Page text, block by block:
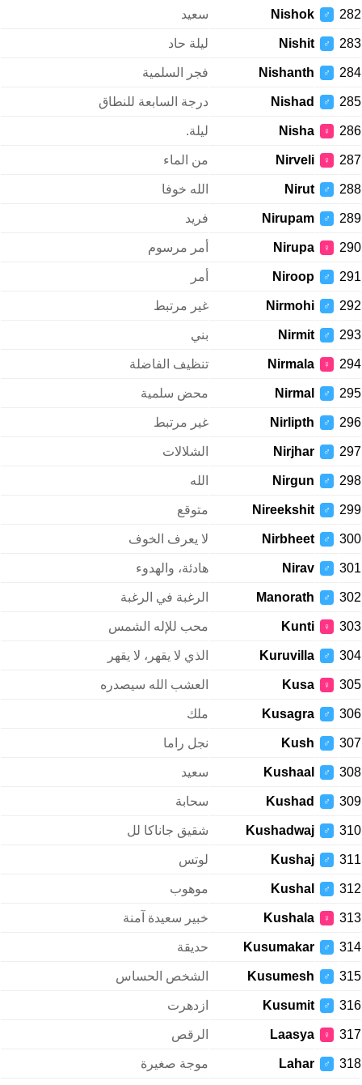
282
♂
Nishok سعيد
283
♂
Nishit ليلة حاد
284
♂
Nishanth فجر السلمية
285
♂
Nishad درجة السابعة للنطاق
286
♀
Nisha ليلة.
287
♀
Nirveli من الماء
288
♂
Nirut الله خوفا
289
♂
Nirupam فريد
290
♀
Nirupa أمر مرسوم
291
♂
Niroop أمر
292
♂
Nirmohi غير مرتبط
293
♂
Nirmit بني
294
♀
Nirmala تنظيف الفاضلة
295
♂
Nirmal محض سلمية
296
♂
Nirlipth غير مرتبط
297
♂
Nirjhar الشلالات
298
♂
Nirgun الله
299
♂
Nireekshit متوقع
300
♂
Nirbheet لا يعرف الخوف
301
♂
Nirav هادئة، والهدوء
302
♂
Manorath الرغبة في الرغبة
303
♀
Kunti محب للإله الشمس
304
♂
Kuruvilla الذي لا يقهر، لا يقهر
305
♀
Kusa العشب الله سيصدره
306
♂
Kusagra ملك
307
♂
Kush نجل راما
308
♂
Kushaal سعيد
309
♂
Kushad سحابة
310
♂
Kushadwaj شقيق جاناكا لل
311
♂
Kushaj لوتس
312
♂
Kushal موهوب
313
♀
Kushala خبير سعيدة آمنة
314
♂
Kusumakar حديقة
315
♂
Kusumesh الشخص الحساس
316
♂
Kusumit ازدهرت
317
♀
Laasya الرقص
318
♂
Lahar موجة صغيرة